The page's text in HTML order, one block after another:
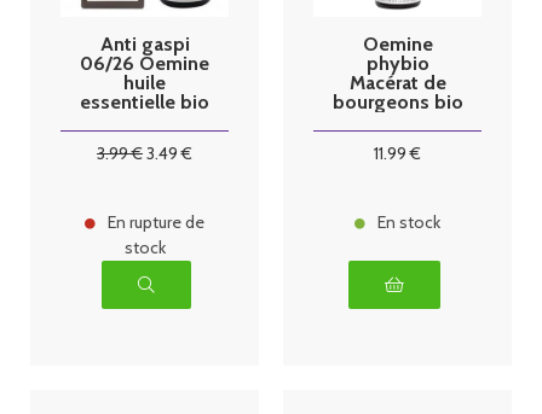
Anti gaspi
06/26 Oemine
huile
essentielle bio
3.99€3.49 €
En rupture de
stock
Oemine
phybio
Macérat de
bourgeons bio
11.99 €
En stock